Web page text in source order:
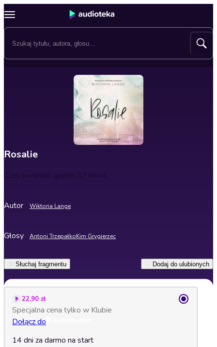
Rosalie
Czas trwania9 godzin 57 minut
Autor Wiktoria Lange
Głosy Antoni TrzepałkoKim Grygierzec
Słuchaj fragmentu Dodaj do ulubionych
22,90 zł
Specjalna cena tylko w Klubie
Dołącz do
14 dni za darmo na start